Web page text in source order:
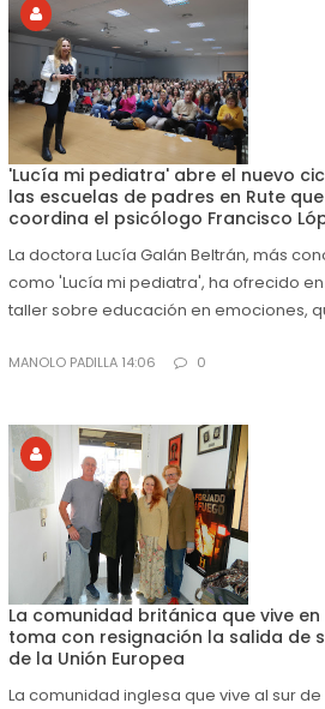
'Lucía mi pediatra' abre el nuevo
las escuelas de padres en Rute que
coordina el psicólogo Francisco
La doctora Lucía Galán Beltrán, más
como 'Lucía mi pediatra', ha ofrecido en
taller sobre educación en emociones,
MANOLO PADILLA 14:06 0
La comunidad británica que vive en
toma con resignación la salida de
de la Unión Europea
La comunidad inglesa que vive al sur de